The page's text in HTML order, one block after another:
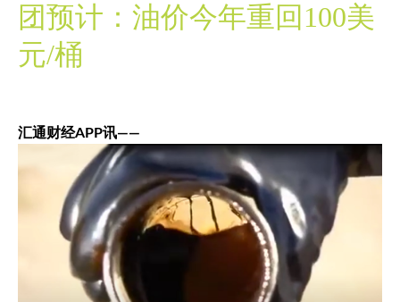
团预计：油价今年重回100美
元/桶
汇通财经APP讯——